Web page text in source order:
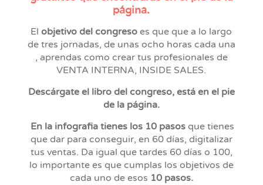
página.
Elobjetivo del congreso es que que a lo largo
de tres jornadas, de unas ocho horas cada una
, aprendas como crear tus profesionales de
VENTA INTERNA, INSIDE SALES.
Descárgate el libro del congreso, está en el pie
de la página.
En la infografia tienes los 10 pasos que tienes
que dar para conseguir, en 60 días, digitalizar
tus ventas. Da igual que tardes 60 días o 100,
lo importante es que cumplas los objetivos de
cada uno de esos 10 pasos.